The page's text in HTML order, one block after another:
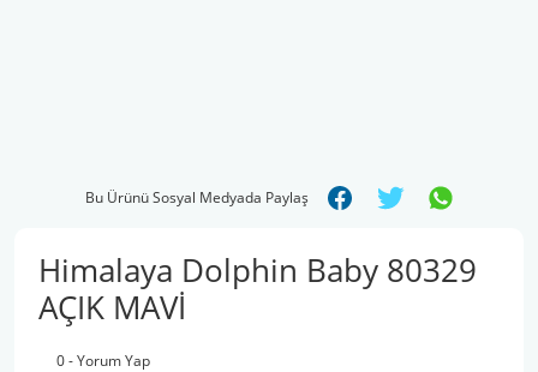
Bu Ürünü Sosyal Medyada Paylaş
Himalaya Dolphin Baby 80329
AÇIK MAVİ
0 - Yorum Yap